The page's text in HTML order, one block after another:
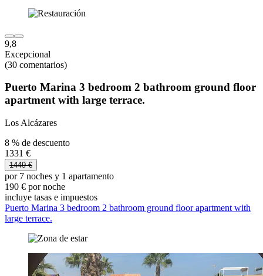
9,8
Excepcional
(30 comentarios)
Puerto Marina 3 bedroom 2 bathroom ground floor
apartment with large terrace.
Los Alcázares
8 % de descuento
1331 €
1449 €
por 7 noches y 1 apartamento
190 € por noche
incluye tasas e impuestos
Puerto Marina 3 bedroom 2 bathroom ground floor apartment with
large terrace.